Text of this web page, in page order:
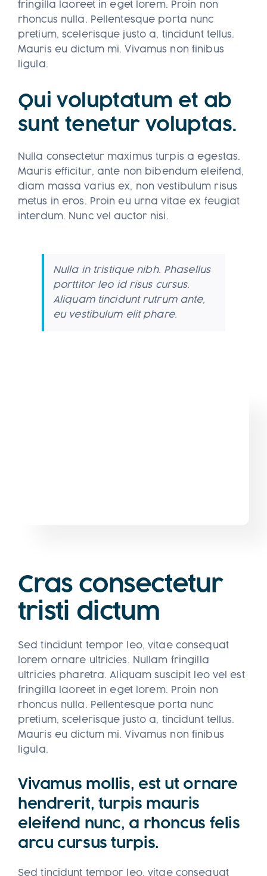
fringilla laoreet in eget lorem. Proin non
rhoncus nulla. Pellentesque porta nunc
pretium, scelerisque justo a, tincidunt tellus.
Mauris eu dictum mi. Vivamus non finibus
ligula.
Qui voluptatum et ab
sunt tenetur voluptas.
Nulla consectetur maximus turpis a egestas.
Mauris efficitur, ante non bibendum eleifend,
diam massa varius ex, non vestibulum risus
metus in eros. Proin eu urna vitae ex feugiat
interdum. Nunc vel auctor nisi.
Nulla in tristique nibh. Phasellus
porttitor leo id risus cursus.
Aliquam tincidunt rutrum ante,
eu vestibulum elit phare.
Cras consectetur
tristi dictum
Sed tincidunt tempor leo, vitae consequat
lorem ornare ultricies. Nullam fringilla
ultricies pharetra. Aliquam suscipit leo vel est
fringilla laoreet in eget lorem. Proin non
rhoncus nulla. Pellentesque porta nunc
pretium, scelerisque justo a, tincidunt tellus.
Mauris eu dictum mi. Vivamus non finibus
ligula.
Vivamus mollis, est ut ornare
hendrerit, turpis mauris
eleifend nunc, a rhoncus felis
arcu cursus turpis.
Sed tincidunt tempor leo, vitae consequat